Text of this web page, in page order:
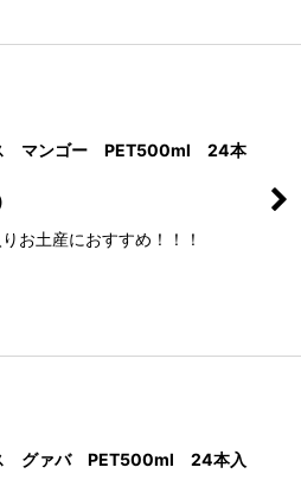
マンゴー PET500ml 24本
お土産におすすめ！！！
グァバ PET500ml 24本入